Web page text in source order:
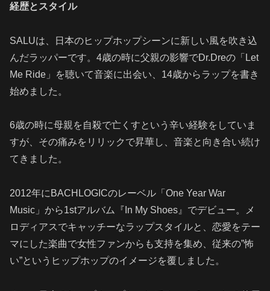
経歴とスタイル
SALUは、日本のヒップホップシーンに新しい風を吹き込
んだラッパーです。4歳の時に父親の影響でDr.Dreの「Let
Me Ride」を聴いて音楽に出会い、14歳からラップを書き
始めました。
6歳の時に母親を自殺で亡くすという辛い経験をしていま
すが、その痛みをリリックで昇華し、音楽と向き合い続け
てきました。
2012年にBACHLOGICのレーベル「One Year War
Music」から1stアルバム『In My Shoes』でデビュー。メ
ロディアスでキャッチーなラップスタイルと、恋愛をテー
マにした楽曲で女性ファンからも支持を集め、従来の”怖
い”というヒップホップのイメージを覆しました。